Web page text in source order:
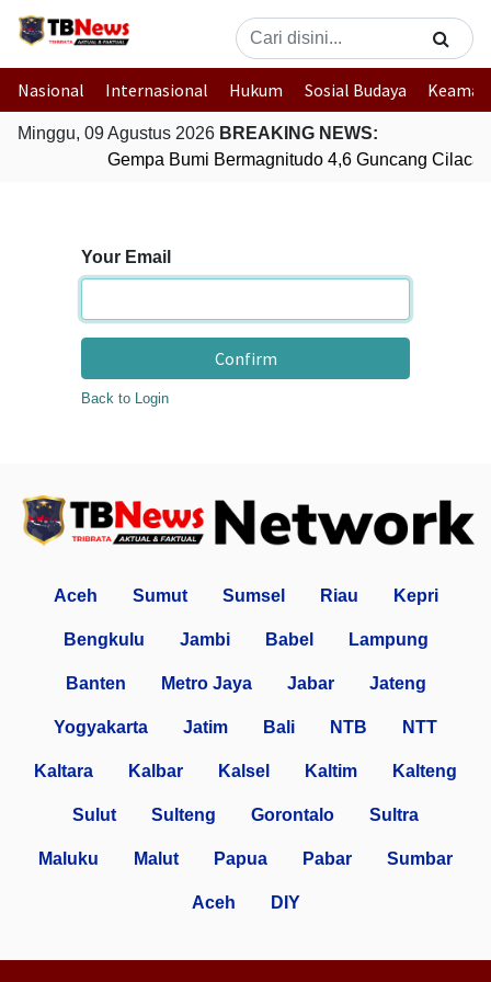
Nasional Internasional Hukum Sosial Budaya
Minggu, 09 Agustus 2026 BREAKING NEWS:
Gempa Bumi Bermagnitudo 4,6 Guncang
Your Email
Confirm
Back to Login
Aceh Sumut Sumsel Riau Kepri
Bengkulu Jambi Babel Lampung
Banten Metro Jaya Jabar Jateng
Yogyakarta Jatim Bali NTB NTT
Kaltara Kalbar Kalsel Kaltim Kalteng
Sulut Sulteng Gorontalo Sultra
Maluku Malut Papua Pabar Sumbar
Aceh DIY